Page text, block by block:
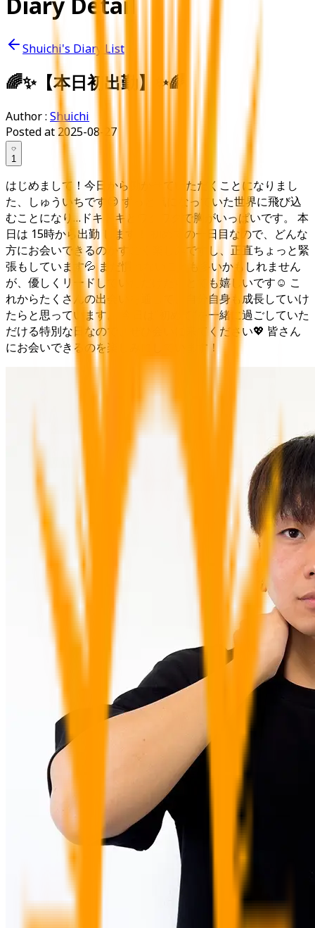
Shuichi's Diary List
🌈✨【本日初出勤】✨🌈
Author : Shuichi
Posted at2025-08-27
1
はじめまして！今日から働かせていただくことになりまし
た、しゅういちです😌 ずっと気になっていた世界に飛び込
むことになり…ドキドキとワクワクで胸がいっぱいです。 本
日は 15時から出勤 します！ 初めての一日目なので、どんな
方にお会いできるのかすごく楽しみですし、正直ちょっと緊
張もしています💦 まだ慣れないことも多いかもしれません
が、優しくリードしていただけたらとても嬉しいです☺️ こ
れからたくさんの出会いを通して、自分自身も成長していけ
たらと思っています。 今日は“初めて”を一緒に過ごしていた
だける特別な日なので、ぜひ会いに来てください💖 皆さん
にお会いできるのを楽しみにしています！